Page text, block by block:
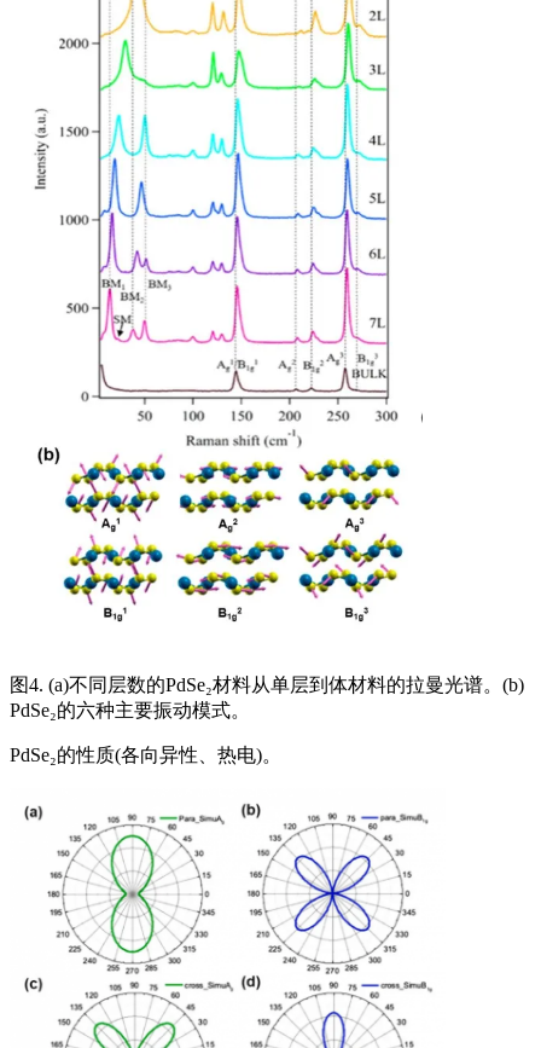
图4. (a)不同层数的PdSe₂材料从单层到体材料的拉曼光谱。(b)
PdSe₂的六种主要振动模式。
PdSe₂的性质(各向异性、热电)。